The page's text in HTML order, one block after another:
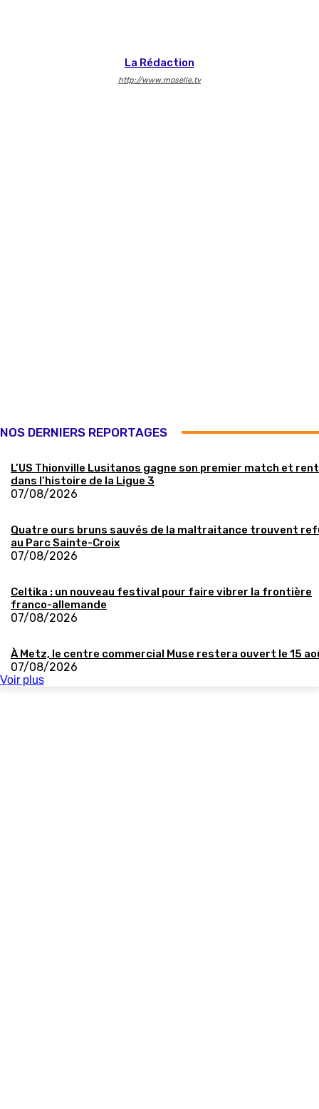
La Rédaction
http://www.moselle.tv
NOS DERNIERS REPORTAGES
L’US Thionville Lusitanos gagne son premier match et
dans l’histoire de la Ligue 3
07/08/2026
Quatre ours bruns sauvés de la maltraitance trouvent
au Parc Sainte-Croix
07/08/2026
Celtika : un nouveau festival pour faire vibrer la frontière
franco-allemande
07/08/2026
À Metz, le centre commercial Muse restera ouvert le 15
07/08/2026
Voir plus